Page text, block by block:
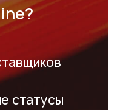
статусы